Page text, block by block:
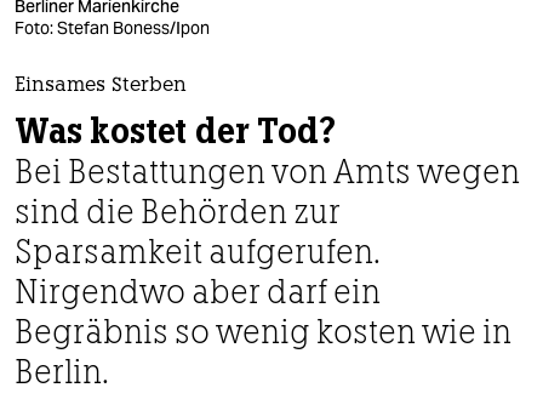
nord
wahrheit
verlag
verlag
veranstaltungen
shop
Berliner Marienkirche
Foto: Stefan Boness/Ipon
Einsames Sterben
Was kostet der Tod?
Bei Bestattungen von Amts wegen
sind die Behörden zur
Sparsamkeit aufgerufen.
Nirgendwo aber darf ein
Begräbnis so wenig kosten wie in
Berlin.